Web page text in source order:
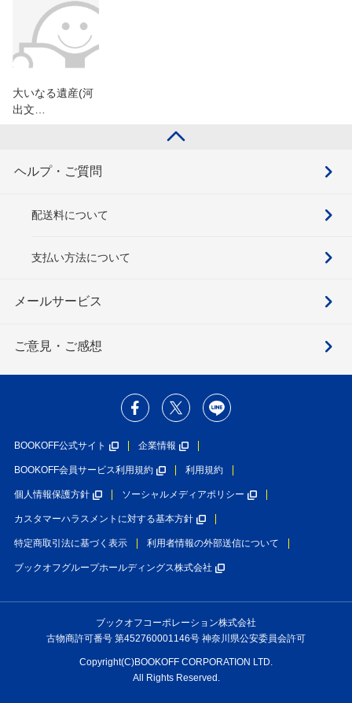
大いなる遺産(河
出文…
ヘルプ・ご質問
配送料について
支払い方法について
メールサービス
ご意見・ご感想
BOOKOFF公式サイト 企業情報
BOOKOFF会員サービス利用規約 利用規約
個人情報保護方針 ソーシャルメディアポリシー
カスタマーハラスメントに対する基本方針
特定商取引法に基づく表示 利用者情報の外部送信について
ブックオフグループホールディングス株式会社
ブックオフコーポレーション株式会社
古物商許可番号 第452760001146号 神奈川県公安委員会許可
Copyright(C)BOOKOFF CORPORATION LTD.
All Rights Reserved.